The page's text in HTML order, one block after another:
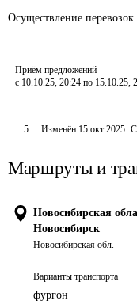
Осуществление перевозок
Приём предложений
с 10.10.25, 20:24 по 15.10.25,
5 Изменён 15 окт 2025.
Маршруты и
Новосибирская
Новосибирск
Новосибирская обл.
Варианты транспорта
фургон